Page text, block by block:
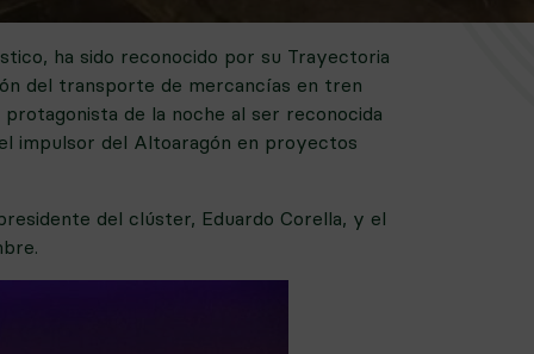
ha sido reconocido por su Trayectoria
del transporte de mercancías en tren
de la noche al ser reconocida
impulsor del Altoaragón en proyectos
del clúster, Eduardo Corella, y el